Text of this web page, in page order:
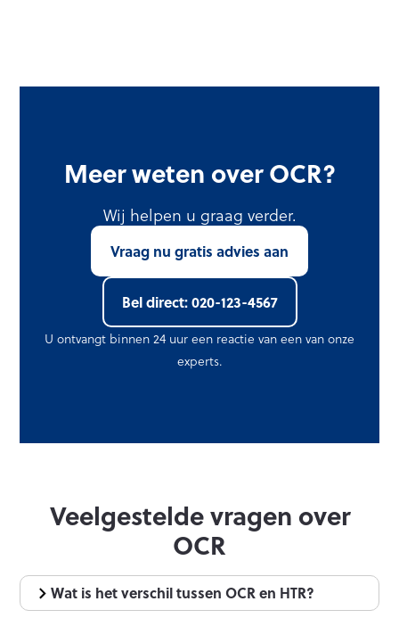
Meer weten over OCR?
Wij helpen u graag verder.
Vraag nu gratis advies aan
Bel direct: 020-123-4567
U ontvangt binnen 24 uur een reactie van een van onze
experts.
Veelgestelde vragen over
OCR
Wat is het verschil tussen OCR en HTR?